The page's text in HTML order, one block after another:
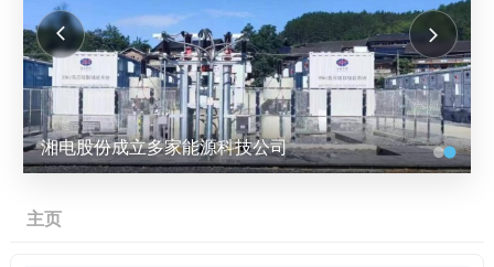
湘电股份成立多家能源科技公司
主页